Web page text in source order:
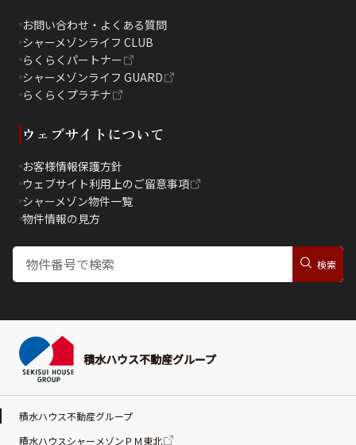
お問い合わせ・よくある質問
シャーメゾンライフ CLUB
らくらくパートナー
シャーメゾンライフ GUARD
らくらくプラチナ
ウェブサイトについて
お客様情報保護方針
ウェブサイト利用上のご留意事項
シャーメゾン物件一覧
物件情報の見方
積水ハウス不動産グループ
積水ハウス不動産グループ
積水ハウスシャーメゾンＰＭ東北